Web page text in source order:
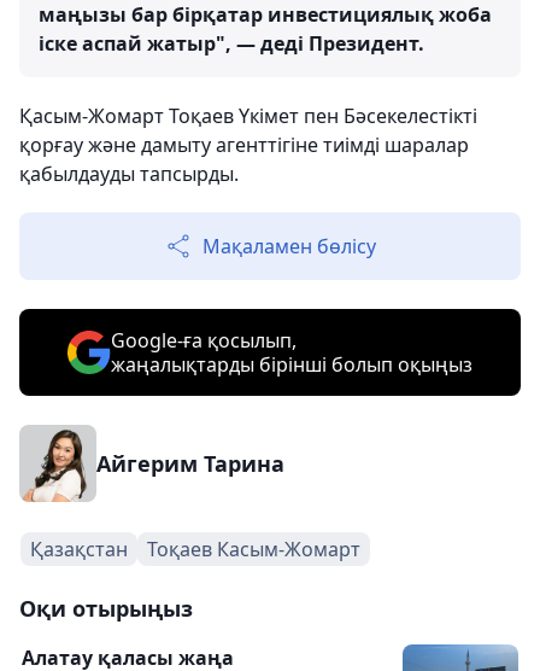
маңызы бар бірқатар инвестициялық жоба
іске аспай жатыр", — деді Президент.
Қасым-Жомарт Тоқаев Үкімет пен Бәсекелестікті
қорғау және дамыту агенттігіне тиімді шаралар
қабылдауды тапсырды.
Мақаламен бөлісу
Google-ға қосылып,
жаңалықтарды бірінші болып оқыңыз
Айгерим Тарина
Қазақстан Тоқаев Касым-Жомарт
Оқи отырыңыз
Алатау қаласы жаңа